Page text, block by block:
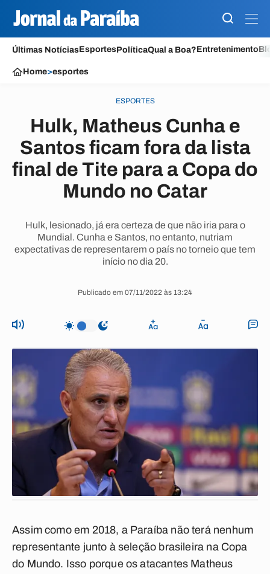
Últimas NotíciasEsportesPolíticaQual a Boa?Entretenimento
Home>esportes
ESPORTES
Hulk, Matheus Cunha e
Santos ficam fora da lista
final de Tite para a Copa do
Mundo no Catar
Hulk, lesionado, já era certeza de que não iria para o
Mundial. Cunha e Santos, no entanto, nutriam
expectativas de representarem o país no torneio que tem
início no dia 20.
Publicado em 07/11/2022 às 13:24
Assim como em 2018, a Paraíba não terá nenhum
representante junto à seleção brasileira na Copa
do Mundo. Isso porque os atacantes Matheus